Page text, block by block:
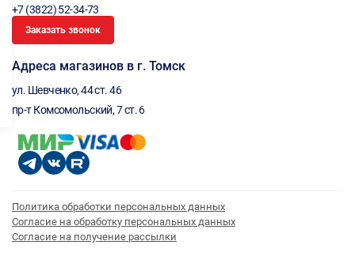
+7 (3822) 52-34-73
Заказать звонок
Адреса магазинов в г. Томск
ул. Шевченко, 44 ст. 46
пр-т Комсомольский, 7 ст. 6
Политика обработки персональных данных
Согласие на обработку персональных данных
Согласие на получение рассылки